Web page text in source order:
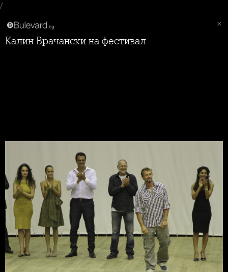
/
Калин Врачански на фестивал